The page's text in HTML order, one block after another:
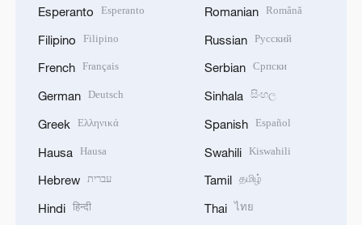
Esperanto Esperanto
Filipino Filipino
French Français
German Deutsch
Greek Ελληνικά
Hausa Hausa
Hebrew עברית
Hindi हिन्दी
Romanian Română
Russian Русский
Serbian Српски
Sinhala සිංහල
Spanish Español
Swahili Kiswahili
Tamil தமிழ்
Thai ไทย